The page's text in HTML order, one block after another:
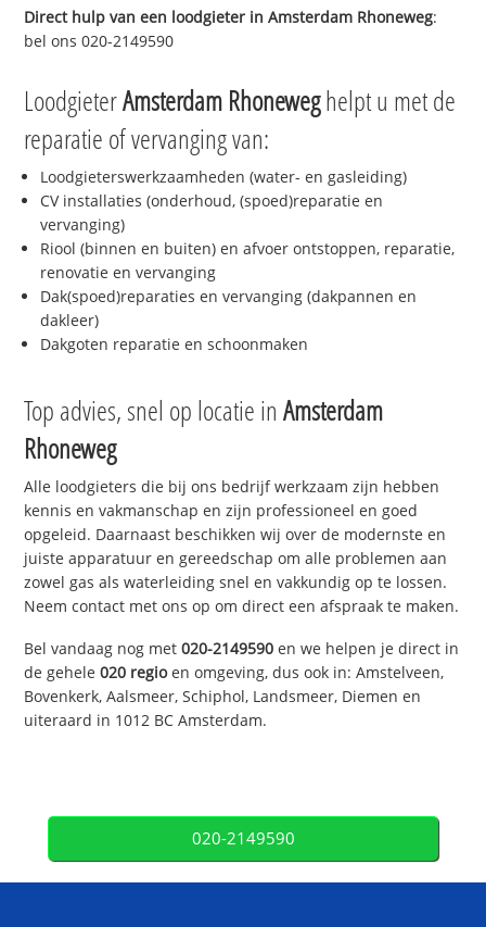
Direct hulp van een loodgieter inAmsterdam Rhoneweg:
bel ons 020-2149590
LoodgieterAmsterdam Rhoneweghelpt u met de
reparatie of vervanging van:
Loodgieterswerkzaamheden (water- en gasleiding)
CV installaties (onderhoud, (spoed)reparatie en
vervanging)
Riool (binnen en buiten) en afvoer ontstoppen, reparatie,
renovatie en vervanging
Dak(spoed)reparaties en vervanging (dakpannen en
dakleer)
Dakgoten reparatie en schoonmaken
Top advies, snel op locatie inAmsterdam
Rhoneweg
Alle loodgieters die bij ons bedrijf werkzaam zijn hebben
kennis en vakmanschap en zijn professioneel en goed
opgeleid. Daarnaast beschikken wij over de modernste en
juiste apparatuur en gereedschap om alle problemen aan
zowel gas als waterleiding snel en vakkundig op te lossen.
Neem contact met ons op om direct een afspraak te maken.
Bel vandaag nog met020-2149590 en we helpen je direct in
de gehele020 regioen omgeving, dus ook in: Amstelveen,
Bovenkerk, Aalsmeer, Schiphol, Landsmeer, Diemen en
uiteraard in 1012 BC Amsterdam.
020-2149590